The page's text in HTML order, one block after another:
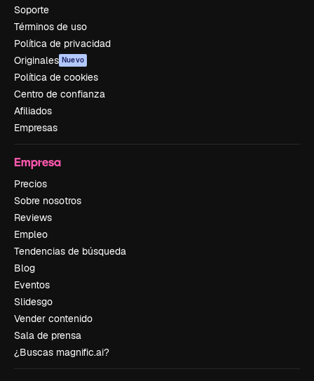
Soporte
Términos de uso
Política de privacidad
Originales Nuevo
Política de cookies
Centro de confianza
Afiliados
Empresas
Empresa
Precios
Sobre nosotros
Reviews
Empleo
Tendencias de búsqueda
Blog
Eventos
Slidesgo
Vender contenido
Sala de prensa
¿Buscas magnific.ai?